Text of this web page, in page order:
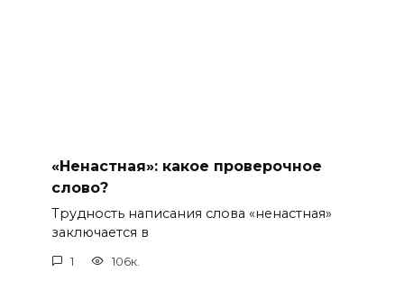
«Ненастная»: какое проверочное
слово?
Трудность написания слова «ненастная»
заключается в
1 106к.